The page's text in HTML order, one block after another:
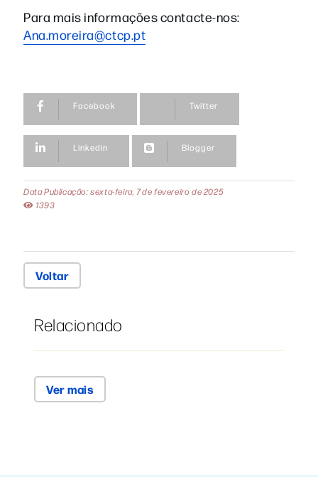
Para mais informações contacte-nos:
Ana.moreira@ctcp.pt
Facebook Twitter
Linkedin Blogger
Data Publicação: sexta-feira, 7 de fevereiro de 2025
1393
Voltar
Relacionado
Ver mais